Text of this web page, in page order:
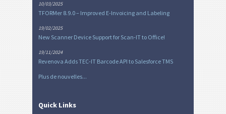
10/03/2025
TFORMer 8.9.0 – Improved E-Invoicing and Labeling
19/02/2025
New Scanner Device Support for Scan-IT to Office!
19/11/2024
Revenova Adds TEC-IT Barcode API to Salesforce TMS
Plus de nouvelles...
Quick Links